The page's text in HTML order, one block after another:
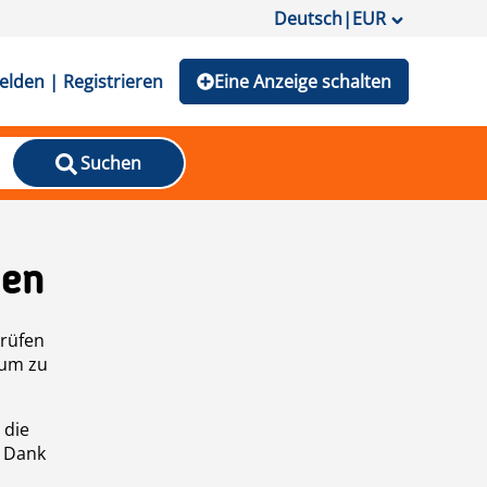
Deutsch|EUR
| Registrieren Eine Anzeige schalten
Suchen
zu
die